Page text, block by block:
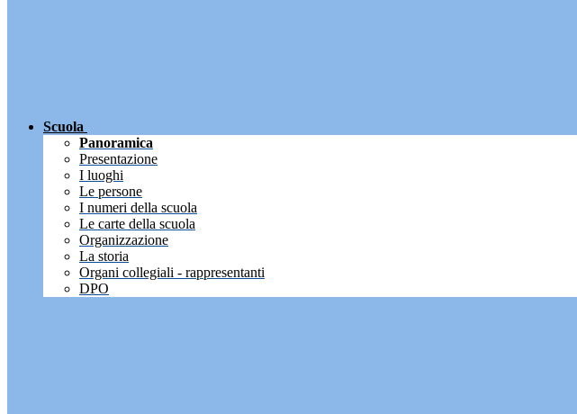
Scuola
Panoramica
Presentazione
I luoghi
Le persone
I numeri della scuola
Le carte della scuola
Organizzazione
La storia
Organi collegiali - rappresentanti
DPO